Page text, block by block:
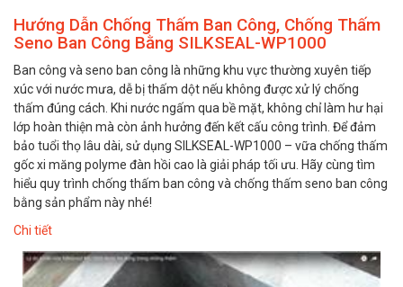
Hướng Dẫn Chống Thấm Ban Công, Chống Thấm
Seno Ban Công Bằng SILKSEAL-WP1000
Ban công và seno ban công là những khu vực thường xuyên tiếp
xúc với nước mưa, dễ bị thấm dột nếu không được xử lý chống
thấm đúng cách. Khi nước ngấm qua bề mặt, không chỉ làm hư hại
lớp hoàn thiện mà còn ảnh hưởng đến kết cấu công trình. Để đảm
bảo tuổi thọ lâu dài, sử dụng SILKSEAL-WP1000 – vữa chống thấm
gốc xi măng polyme đàn hồi cao là giải pháp tối ưu. Hãy cùng tìm
hiểu quy trình chống thấm ban công và chống thấm seno ban công
bằng sản phẩm này nhé!
Chi tiết